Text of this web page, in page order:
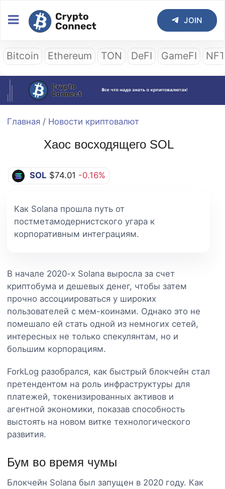
JOIN
Bitcoin Ethereum TON DeFI GameFI
Главная / Новости криптовалют
Хаос восходящего SOL
SOL $74.01 -0.16%
Как Solana прошла путь от
постметамодернистского угара к
корпоративным интеграциям.
В начале 2020-х Solana выросла за счет
криптобума и дешевых денег, чтобы затем
прочно ассоциироваться у широких
пользователей с мем-коинами. Однако это не
помешало ей стать одной из немногих сетей,
интересных не только спекулянтам, но и
большим корпорациям.
ForkLog разобрался, как быстрый блокчейн стал
претендентом на роль инфраструктуры для
платежей, токенизированных активов и
агентной экономики, показав способность
выстоять на новом витке технологического
развития.
Бум во время чумы
Блокчейн Solana был запущен в 2020 году. Как